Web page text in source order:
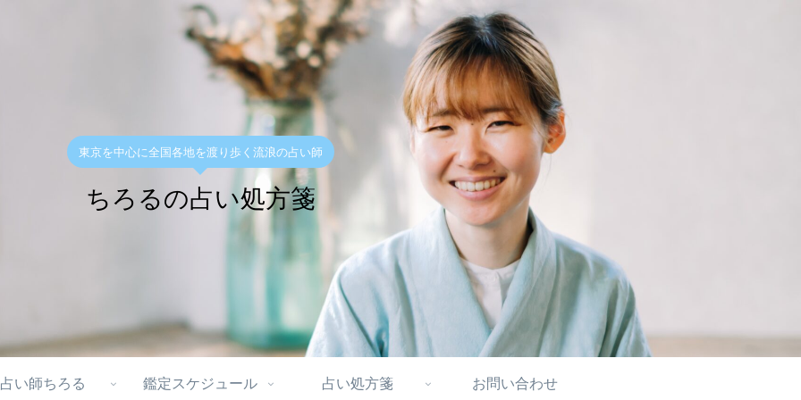
東京を中心に全国各地を渡り歩く流浪の占い師
ちろるの占い処方箋
占い師ちろる 鑑定スケジュール 占い処方箋 お問い合わせ